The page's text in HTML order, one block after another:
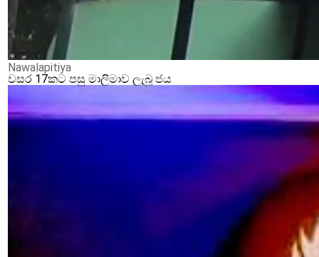
Nawalapitiya
වසර 17කට පසු මාලිමාව ලැබූ ජය